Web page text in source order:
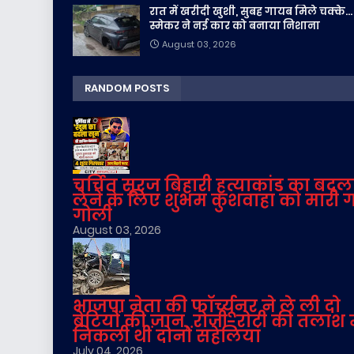
रात में खरीदी खुशी, सुबह गायब मिले चक्के...
स्मेकर ने नई कार को बनाया निशाना
August 03, 2026
RANDOM POSTS
चर्चित सूरज बिहारी हत्याकांड का
लेने के लिए शुभम कुशवाहा को मारी
गोली
August 03, 2026
भाजपा नेता की फॉर्च्यूनर ने ले ली दो
बेटियों की जान, रोजी-रोटी की तलाश
निकली थीं दोनों सहेलियां
July 04, 2026